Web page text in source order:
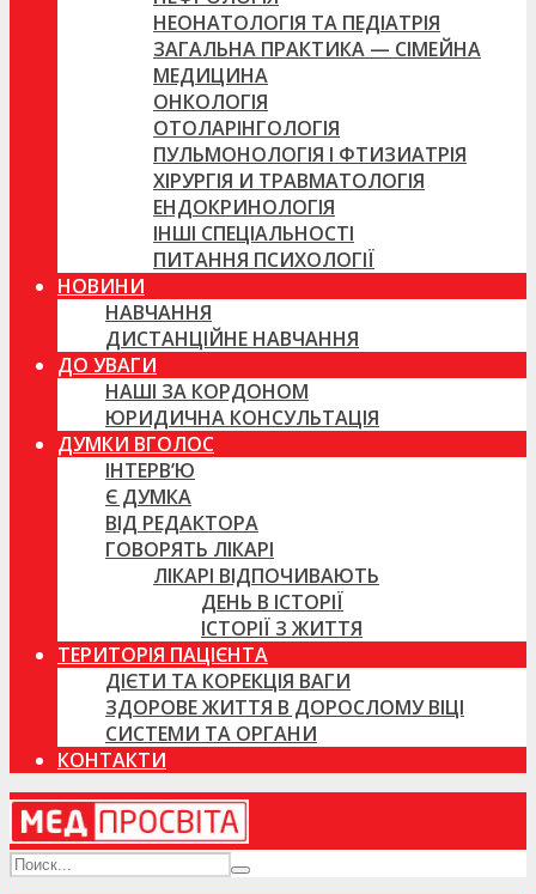
НЕОНАТОЛОГІЯ ТА ПЕДІАТРІЯ
ЗАГАЛЬНА ПРАКТИКА — СІМЕЙНА
МЕДИЦИНА
ОНКОЛОГІЯ
ОТОЛАРІНГОЛОГІЯ
ПУЛЬМОНОЛОГІЯ І ФТИЗИАТРІЯ
ХІРУРГІЯ И ТРАВМАТОЛОГІЯ
ЕНДОКРИНОЛОГІЯ
ІНШІ СПЕЦІАЛЬНОСТІ
ПИТАННЯ ПСИХОЛОГІЇ
НОВИНИ
НАВЧАННЯ
ДИСТАНЦІЙНЕ НАВЧАННЯ
ДО УВАГИ
НАШІ ЗА КОРДОНОМ
ЮРИДИЧНА КОНСУЛЬТАЦІЯ
ДУМКИ ВГОЛОС
ІНТЕРВ’Ю
Є ДУМКА
ВІД РЕДАКТОРА
ГОВОРЯТЬ ЛІКАРІ
ЛІКАРІ ВІДПОЧИВАЮТЬ
ДЕНЬ В ІСТОРІЇ
ІСТОРІЇ З ЖИТТЯ
ТЕРИТОРІЯ ПАЦІЄНТА
ДІЄТИ ТА КОРЕКЦІЯ ВАГИ
ЗДОРОВЕ ЖИТТЯ В ДОРОСЛОМУ ВІЦІ
СИСТЕМИ ТА ОРГАНИ
КОНТАКТИ